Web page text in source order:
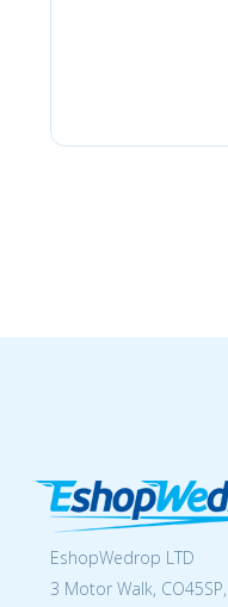
EshopWedrop LTD
3 Motor Walk,